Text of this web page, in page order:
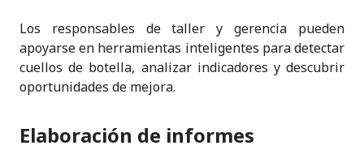
Los responsables de taller y gerencia pueden
apoyarse en herramientas inteligentes para detectar
cuellos de botella, analizar indicadores y descubrir
oportunidades de mejora.
Elaboración de informes